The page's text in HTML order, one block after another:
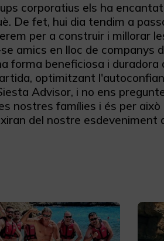
corporatius els ha
De fet, hui dia tendim a
per a construir i millorar
amics en lloc de companys
forma beneficiosa i
optimitzant
Advisor, i no ens
nostres famílies i és per
del nostre esdeveniment